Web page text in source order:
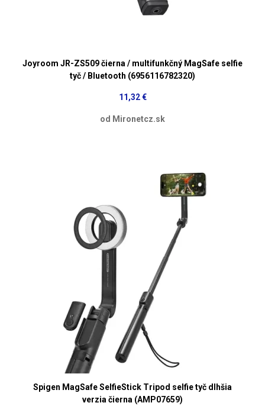
Joyroom JR-ZS509 čierna / multifunkčný MagSafe selfie
tyč / Bluetooth (6956116782320)
11,32 €
od Mironetcz.sk
Spigen MagSafe SelfieStick Tripod selfie tyč dlhšia
verzia čierna (AMP07659)